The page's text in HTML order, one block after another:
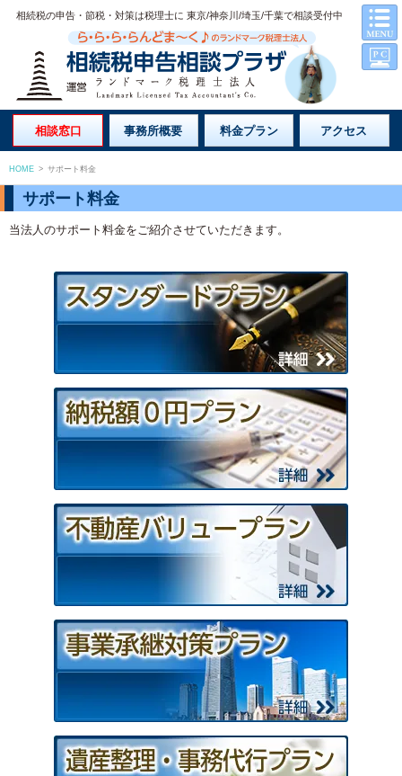
相続税の申告・節税・対策は税理士に 東京/神奈川/埼玉/千葉で相談受付中
相談窓口 事務所概要 料金プラン アクセス
HOME > サポート料金
サポート料金
当法人のサポート料金をご紹介させていただきます。